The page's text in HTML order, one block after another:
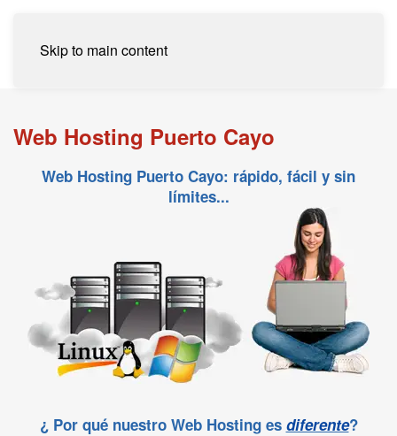
Skip to main content
Web Hosting Puerto Cayo
Web Hosting Puerto Cayo: rápido, fácil y sin
límites...
¿ Por qué nuestro Web Hosting es diferente?